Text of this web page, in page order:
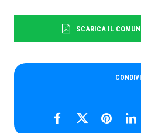
SCARICA IL